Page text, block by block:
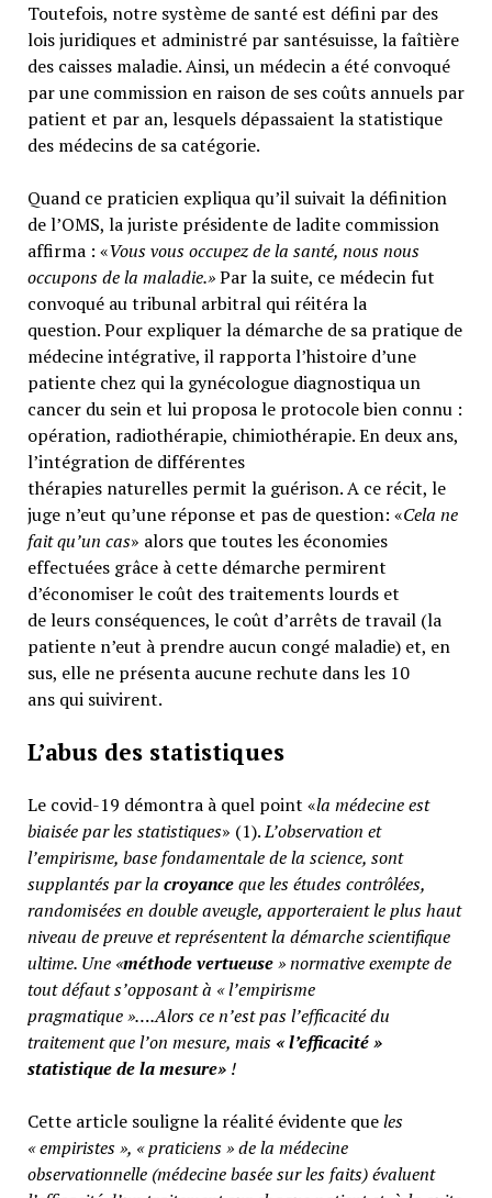
Toutefois, notre système de santé est défini par des
lois juridiques et administré par santésuisse, la faîtière
des caisses maladie. Ainsi, un médecin a été convoqué
par une commission en raison de ses coûts annuels par
patient et par an, lesquels dépassaient la statistique
des médecins de sa catégorie.
Quand ce praticien expliqua qu’il suivait la définition
de l’OMS, la juriste présidente de ladite commission
affirma : «Vous vous occupez de la santé, nous nous
occupons de la maladie.»Par la suite, ce médecin fut
convoqué au tribunal arbitral qui réitéra la
question. Pour expliquer la démarche de sa pratique de
médecine intégrative, il rapporta l’histoire d’une
patiente chez qui la gynécologue diagnostiqua un
cancer du sein et lui proposa le protocole bien connu :
opération, radiothérapie, chimiothérapie. En deux ans,
l’intégration de différentes
thérapies naturelles permit la guérison. A ce récit, le
juge n’eut qu’une réponse et pas de question: «Cela ne
fait qu’un cas» alors que toutes les économies
effectuées grâce à cette démarche permirent
d’économiser le coût des traitements lourds et
de leurs conséquences, le coût d’arrêts de travail (la
patiente n’eut à prendre aucun congé maladie) et, en
sus, elle ne présenta aucune rechute dans les 10
ans qui suivirent.
L’abus des statistiques
Le covid-19 démontra à quel point «la médecine est
biaisée par les statistiques» (1).L’observation et
l’empirisme, base fondamentale de la science, sont
supplantés par la croyanceque les études contrôlées,
randomisées en double aveugle, apporteraient le plus haut
niveau de preuve et représentent la démarche scientifique
ultime. Une «méthode vertueuse» normative exempte de
tout défaut s’opposant à « l’empirisme
pragmatique »….Alors ce n’est pas l’efficacité du
traitement que l’on mesure, mais «l’efficacité »
statistique de la mesure» !
Cette article souligne la réalité évidente queles
« empiristes », « praticiens » de la médecine
observationnelle (médecine basée sur les faits) évaluent